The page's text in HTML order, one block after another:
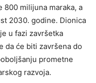
milijuna maraka, a
2030. godine. Dionica
u fazi završetka
da će biti završena do
prometne
razvoja.